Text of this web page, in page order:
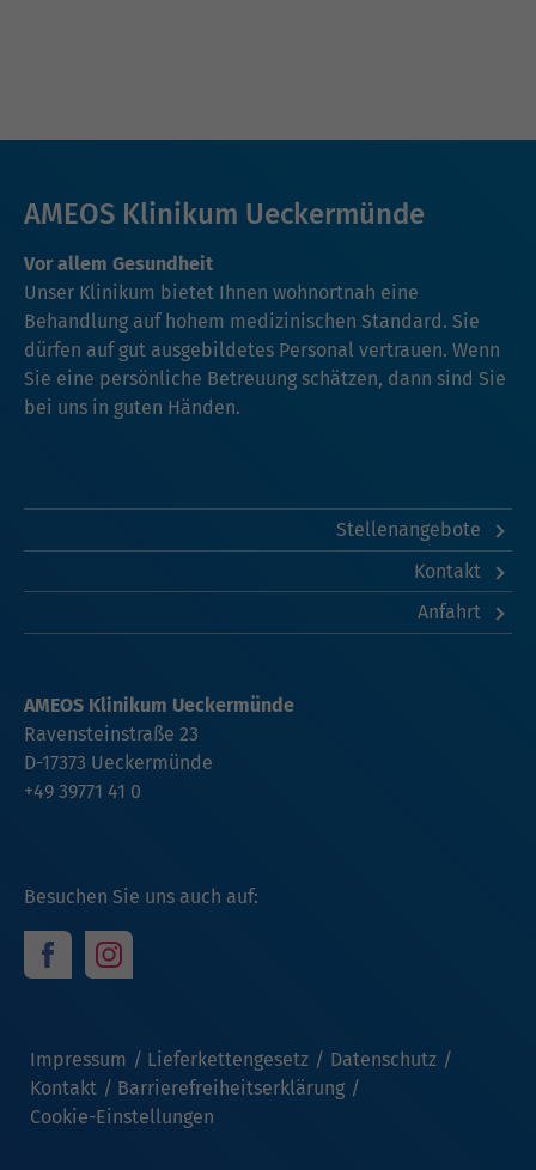
AMEOS Klinikum Ueckermünde
Vor allem Gesundheit
Unser Klinikum bietet Ihnen wohnortnah eine
Behandlung auf hohem medizinischen Standard. Sie
dürfen auf gut ausgebildetes Personal vertrauen. Wenn
Sie eine persönliche Betreuung schätzen, dann sind Sie
bei uns in guten Händen.
Stellenangebote
Kontakt
Anfahrt
Besuchen Sie uns auch auf:
Impressum Lieferkettengesetz
Datenschutz
Kontakt
Barrierefreiheitserklärung
Cookie-Einstellungen
AMEOS Klinikum Ueckermünde
Ravensteinstraße 23
D-17373 Ueckermünde
+49 39771 41 0